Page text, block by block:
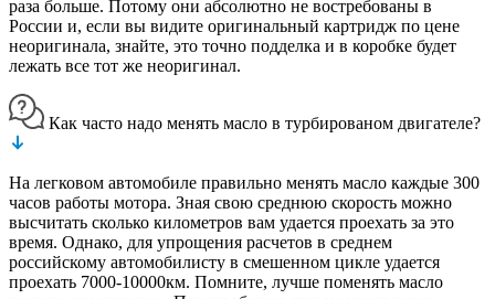
раза больше. Потому они абсолютно не востребованы в
России и, если вы видите оригинальный картридж по цене
неоригинала, знайте, это точно подделка и в коробке будет
лежать все тот же неоригинал.
Как часто надо менять масло в турбированом двигателе?
На легковом автомобиле правильно менять масло каждые 300
часов работы мотора. Зная свою среднюю скорость можно
высчитать сколько километров вам удается проехать за это
время. Однако, для упрощения расчетов в среднем
российскому автомобилисту в смешенном цикле удается
проехать 7000-10000км. Помните, лучше поменять масло